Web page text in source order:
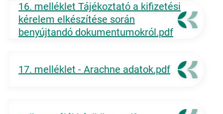
16. melléklet Tájékoztató a kifizetési
kérelem elkészítése során
benyújtandó dokumentumokról.pdf
17. melléklet - Arachne adatok.pdf